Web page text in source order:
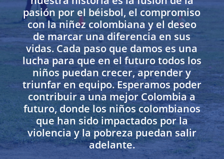
pasión por el béisbol, el compromiso
con la niñez colombiana y el deseo
de marcar una diferencia en sus
vidas. Cada paso que damos es una
lucha para que en el futuro todos los
niños puedan crecer, aprender y
triunfar en equipo. Esperamos poder
contribuir a una mejor Colombia a
futuro, donde los niños colombianos
que han sido impactados por la
violencia y la pobreza puedan salir
adelante.